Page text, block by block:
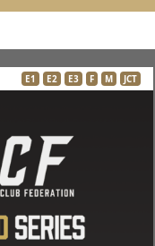
E1 E2 E3 F M JCT